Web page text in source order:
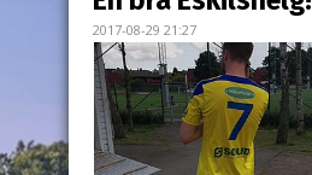
2017-08-29 21:27